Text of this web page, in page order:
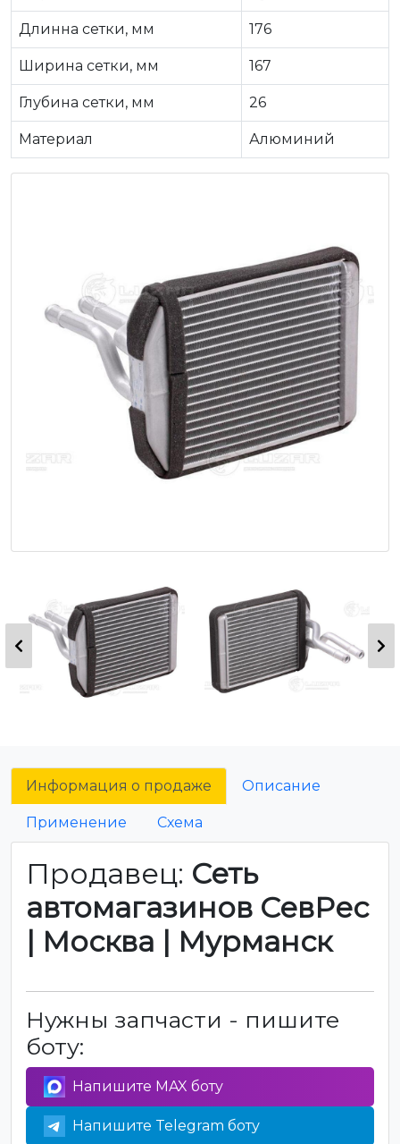
Длинна сетки, мм 176
Ширина сетки, мм 167
Глубина сетки, мм 26
Материал Алюминий
Информация о продаже Описание
Применение Схема
Продавец: Сеть
автомагазинов СевРес
| Москва | Мурманск
Нужны запчасти - пишите
боту:
Напишите MAX боту
Напишите Telegram боту